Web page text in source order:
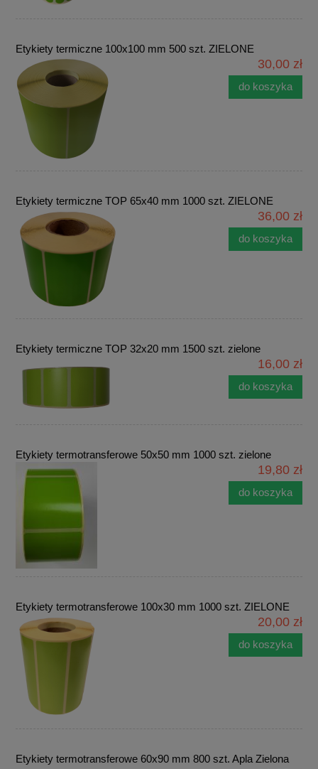
Etykiety termiczne 100x100 mm 500 szt. ZIELONE
30,00 zł
do koszyka
Etykiety termiczne TOP 65x40 mm 1000 szt. ZIELONE
36,00 zł
do koszyka
Etykiety termiczne TOP 32x20 mm 1500 szt. zielone
16,00 zł
do koszyka
Etykiety termotransferowe 50x50 mm 1000 szt. zielone
19,80 zł
do koszyka
Etykiety termotransferowe 100x30 mm 1000 szt. ZIELONE
20,00 zł
do koszyka
Etykiety termotransferowe 60x90 mm 800 szt. Apla Zielona